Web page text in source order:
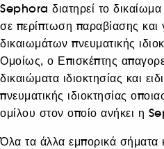
Sephora διατηρεί το
σε περίπτωση παραβίασης και
δικαιωμάτων πνευματικής
Ομοίως, ο Επισκέπτης
δικαιώματα ιδιοκτησίας και
πνευματικής ιδιοκτησίας
ομίλου στον οποίο ανήκει η
Όλα τα άλλα εμπορικά σήματα